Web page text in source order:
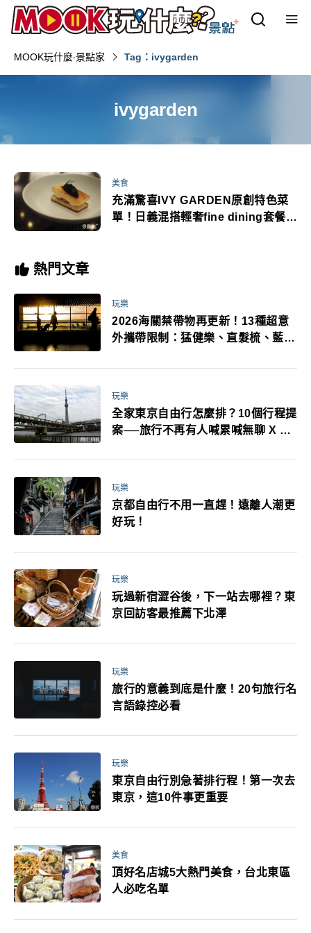
MOOK玩什麼‧景點家 Tag：ivygarden
ivygarden
美食
充滿驚喜IVY GARDEN原創特色菜
單！日義混搭輕奢fine dining套餐定
熱門文章
玩樂
2026海關禁帶物再更新！13種超意
外攜帶限制：猛健樂、直髮梳、藍牙
萬！注意事項一次看！
玩樂
全家東京自由行怎麼排？10個行程提
案──旅行不再有人喊累喊無聊 X 爸
玩樂
京都自由行不用一直趕！遠離人潮更
好玩！
玩樂
玩過新宿澀谷後，下一站去哪裡？東
京回訪客最推薦下北澤
玩樂
旅行的意義到底是什麼！20句旅行名
言語錄控必看
玩樂
東京自由行別急著排行程！第一次去
東京，這10件事更重要
美食
頂好名店城5大熱門美食，台北東區
人必吃名單